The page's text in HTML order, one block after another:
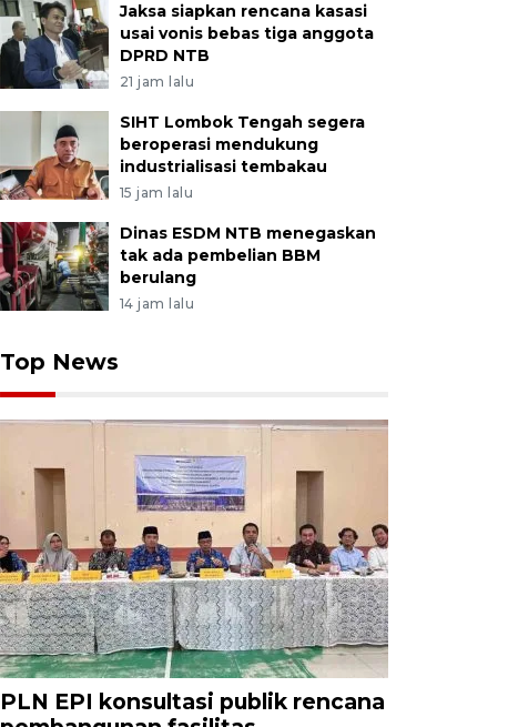
Jaksa siapkan rencana kasasi
usai vonis bebas tiga anggota
DPRD NTB
21 jam lalu
SIHT Lombok Tengah segera
beroperasi mendukung
industrialisasi tembakau
15 jam lalu
Dinas ESDM NTB menegaskan
tak ada pembelian BBM
berulang
14 jam lalu
Top News
PLN EPI konsultasi publik rencana